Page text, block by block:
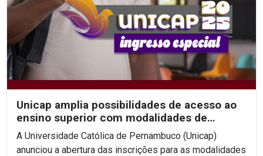
Unicap amplia possibilidades de acesso ao
ensino superior com modalidades de
Ingresso Especial
A Universidade Católica de Pernambuco (Unicap)
anunciou a abertura das inscrições para as modalidades